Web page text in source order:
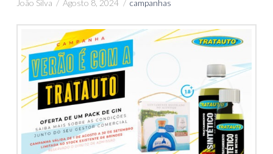
João Silva Agosto 8, 2024 campanhas